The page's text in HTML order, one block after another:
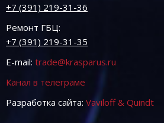
+7 (391) 219-31-36
Ремонт ГБЦ:
+7 (391) 219-31-35
E-mail: trade@krasparus.ru
Канал в телеграме
Разработка сайта: Vaviloff & Quindt